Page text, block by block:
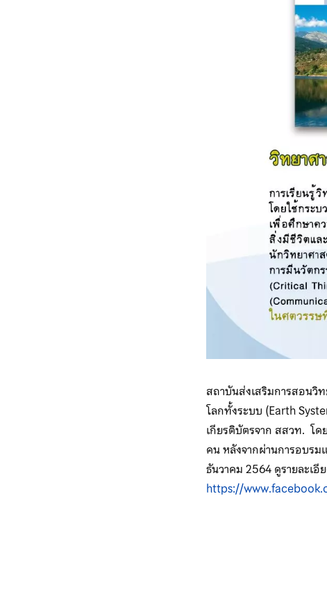
สถาบันส่งเสริมการสอนวิ
โลกทั้งระบบ (Earth
เกียรติบัตรจาก สสวท. โ
คน หลังจากผ่านการอบรม
ธันวาคม 2564 ดูรายละเอี
https://